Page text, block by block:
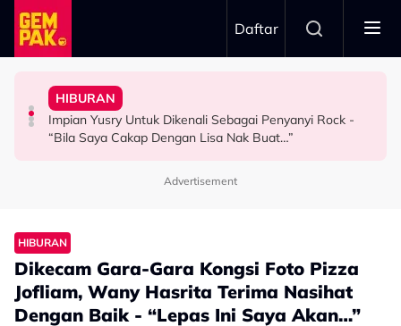
Skip to main content
Daftar
GAYA HIDUP
Ramai Masih Bujang Bukan Kerana Memilih Tetapi...
HIBURAN
Impian Yusry Untuk Dikenali Sebagai Penyanyi Rock -
“Bila Saya Cakap Dengan Lisa Nak Buat…”
HIBURAN
Ramai Sangka Adik-Beradik, Ali Reza Akhirnya Dedah
Hubungan Sebenar Dengan Idris Khan
HIBURAN
“Ramai Pihak Dekati Saya, Jaclyn Victor & Ning Baizura
Untuk…” - Shila Amzah
Advertisement
HIBURAN
Dikecam Gara-Gara Kongsi Foto Pizza
Jofliam, Wany Hasrita Terima Nasihat
Dengan Baik - “Lepas Ini Saya Akan…”